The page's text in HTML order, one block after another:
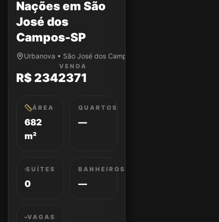
Nações em São
José dos
Campos-SP
Urbanova • São José dos Campos/SP
VENDA
R$ 2342371
ÁREA
682
m²
QUARTOS
—
SUÍTES
0
BANHEIROS
—
VAGAS